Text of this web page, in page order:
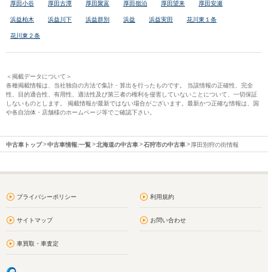
厚田小谷 厚田古潭 厚田聚富 厚田嶺泊 厚田望来 厚田安瀬
浜益柏木 浜益川下 浜益群別 浜益 浜益実田 花川東１条
花川東２条
＜掲載データについて＞
各種掲載情報は、当社独自の方法で集計・算出を行ったものです。 当該情報の正確性、完全
性、目的適合性、有用性、適法性及び第三者の権利を侵害していないことについて、一切保証
しないものとします。 掲載情報が最新ではない場合がございます。最新かつ正確な情報は、国
や各自治体・店舗様のホームページ等でご確認下さい。
中古車トップ 中古車情報:一覧 北海道の中古車 石狩市の中古車 厚田別狩の街情報
プライバシーポリシー 利用規約
サイトマップ お問い合わせ
車買取・車査定